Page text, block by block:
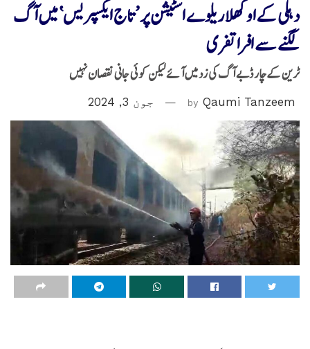
دہلی کےاوکھلا ریلوے اسٹیشن پر ’تاج ایکسپریس‘ میں آگ
لگنے سے افراتفری
ٹرین کےچار ڈبے آگ کی زد میں آئے لیکن کوئی جانی نقصان نہیں
by Qaumi Tanzeem جون 3, 2024